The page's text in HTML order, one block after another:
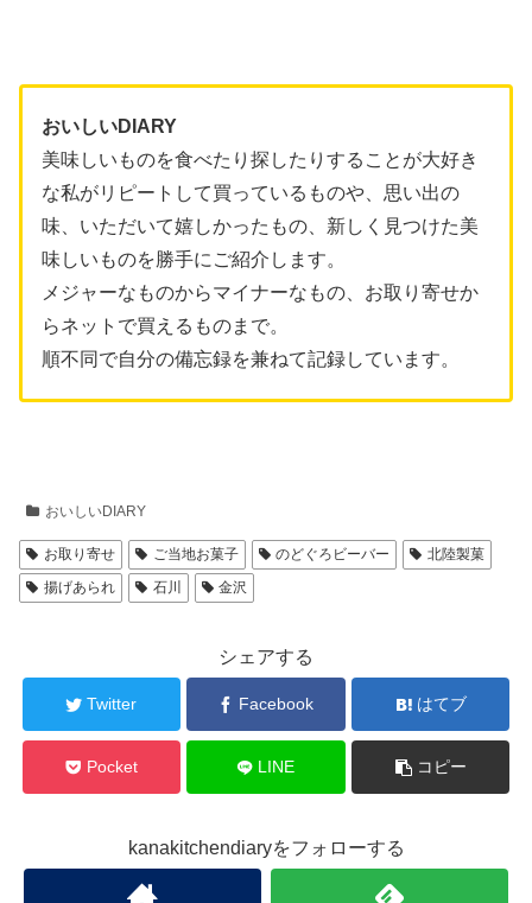
おいしいDIARY
美味しいものを食べたり探したりすることが大好き
な私がリピートして買っているものや、思い出の
味、いただいて嬉しかったもの、新しく見つけた美
味しいものを勝手にご紹介します。
メジャーなものからマイナーなもの、お取り寄せか
らネットで買えるものまで。
順不同で自分の備忘録を兼ねて記録しています。
おいしいDIARY
お取り寄せ ご当地お菓子 のどぐろビーバー
北陸製菓
揚げあられ
石川 金沢
シェアする
Twitter Facebook はてブ
Pocket LINE コピー
kanakitchendiaryをフォローする